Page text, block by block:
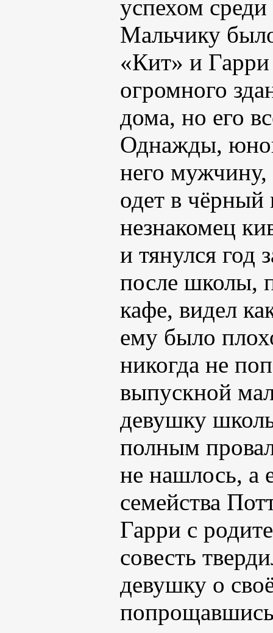
успехом
Мальчику
«Кит» и
огромного
дома, но его
Однажды,
него
одет в
незнакомец
и тянулся год
после школы,
кафе, видел
ему было
никогда не
выпускной
девушку
полным
не нашлось, а
семейства
Гарри с
совесть
девушку о